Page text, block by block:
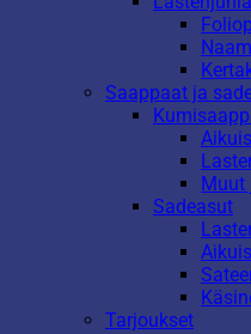
Saappaat ja
Muut
Sadeasut
Tarjoukset